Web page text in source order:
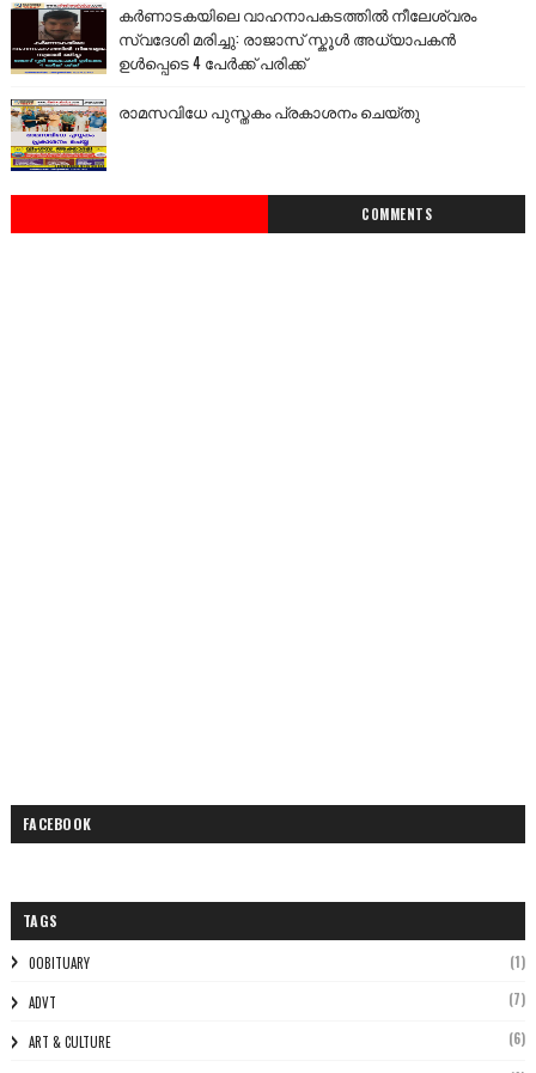
കർണാടകയിലെ വാഹനാപകടത്തിൽ നീലേശ്വരം
സ്വദേശി മരിച്ചു: രാജാസ് സ്കൂൾ അധ്യാപകൻ
ഉൾപ്പെടെ 4 പേർക്ക് പരിക്ക്
രാമസവിധേ പുസ്തകം പ്രകാശനം ചെയ്തു
COMMENTS
FACEBOOK
TAGS
0OBITUARY (1)
ADVT (7)
ART & CULTURE (6)